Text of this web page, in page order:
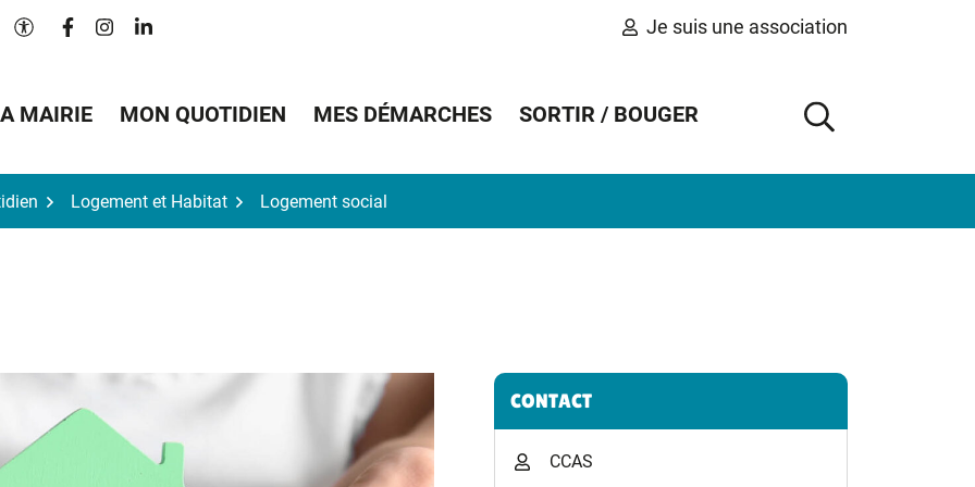
Paramètres d'accessibilité
Lien vers le compte Facebook
Lien vers le compte Instagram
Lien vers le compte Linkedin Je suis une association
MAIRIE MON QUOTIDIEN MES DÉMARCHES SORTIR / BOUGER
AFFICHER
Logement et Habitat Logement social
Informations complémentaires
CONTACT
CCAS